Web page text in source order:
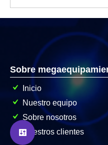
Sobre
Inicio
Nuestro equipo
Sobre nosotros
Nuestros clientes
Hola
Somos
somos
mantenimiento y